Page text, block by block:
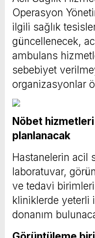
Operasyon
ilgili sağlık
güncellenecek,
ambulans
sebebiyet
organizasyonlar
Nöbet
planlanacak
Hastanelerin acil
laboratuvar,
ve tedavi birimleri
kliniklerde yeterli
donanım